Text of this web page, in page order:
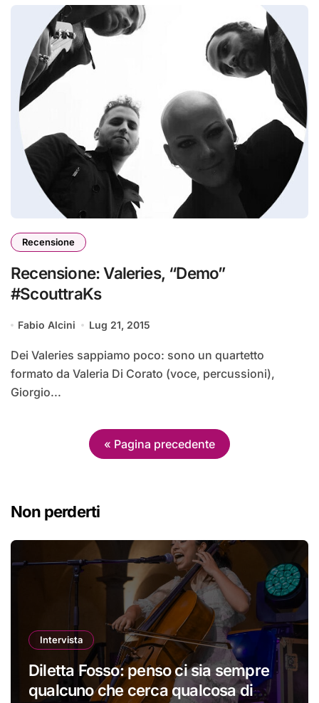
Recensione
Recensione: Valeries, “Demo”
#ScouttraKs
Fabio Alcini Lug 21, 2015
Dei Valeries sappiamo poco: sono un quartetto
formato da Valeria Di Corato (voce, percussioni),
Giorgio...
« Pagina precedente
Non perderti
Intervista
Diletta Fosso: penso ci sia sempre
qualcuno che cerca qualcosa di